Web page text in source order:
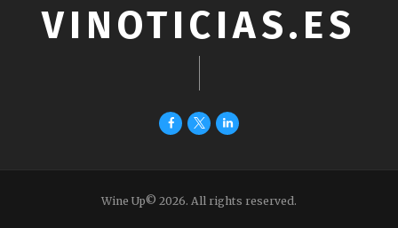
VINOTICIAS.ES
Wine Up© 2026. All rights reserved.